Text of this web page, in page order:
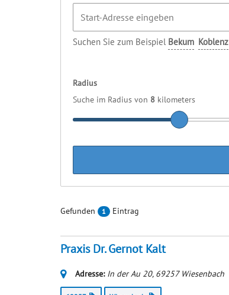
Suchen Sie zum Beispiel Bekum Koblenz
Radius
Suche im Radius von 8 kilometers
Gefunden 1 Eintrag
Praxis Dr. Gernot Kalt
Adresse: In der Au 20, 69257Wiesenbach